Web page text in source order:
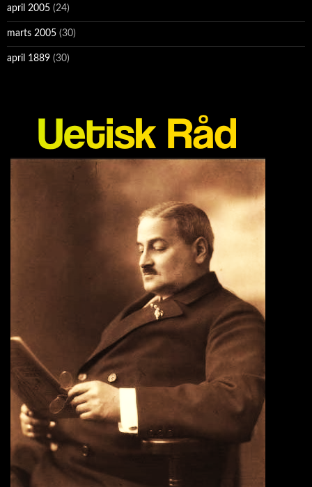
april 2005 (24)
marts 2005 (30)
april 1889 (30)